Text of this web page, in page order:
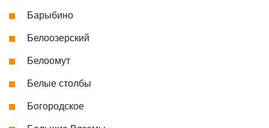
Барыбино
Белоозерский
Белоомут
Белые столбы
Богородское